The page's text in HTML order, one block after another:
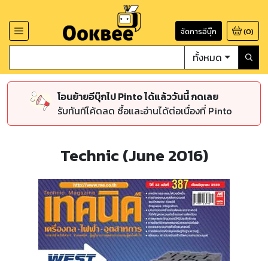
จัดการอีบุ๊ก (0)
ทั้งหมด
โอนย้ายอีบุ๊กไป Pinto ได้แล้ววันนี้ กดเลย
รับทันทีโค้ดลด ซื้อและอ่านได้ต่อเนื่องที่ Pinto
Technic (June 2016)